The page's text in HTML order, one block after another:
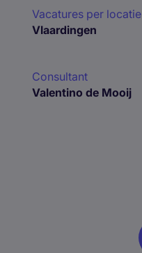
Vacatures per locatie
Vlaardingen
Consultant
Valentino de Mooij